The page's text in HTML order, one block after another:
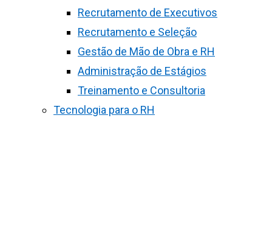
Recrutamento de Executivos
Recrutamento e Seleção
Gestão de Mão de Obra e RH
Administração de Estágios
Treinamento e Consultoria
Tecnologia para o RH